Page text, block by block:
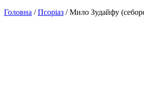
Головна /Псоріаз / Мило Зудайфу